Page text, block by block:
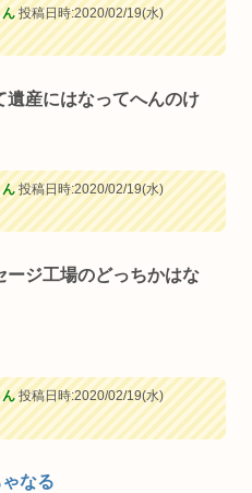
ん投稿日時:2020/02/19(水)
遺産にはなってへんのけ
ん投稿日時:2020/02/19(水)
ージ工場のどっちかはな
ん投稿日時:2020/02/19(水)
なる